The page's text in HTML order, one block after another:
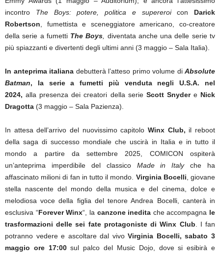
incontro
The Boys: potere, politica e supereroi con Darick
Robertson , fumettista e sceneggiatore americano, co-creatore
della serie a fumetti The Boys diventata anche una delle serie tv
più spiazzanti e divertenti degli ultimi anni (3 maggio – Sala Italia).
In anteprima italiana debutterà l’atteso primo volume di Absolute
Batman, la serie a fumetti più venduta negli U.S.A. nel
2024,alla presenza dei creatori della serie Scott Snydere Nick
Dragotta (3 maggio – Sala Pazienza).
In attesa dell’arrivo del nuovissimo capitolo Winx Club, il reboot
della saga di successo mondiale che uscirà in Italia e in tutto il
mondo a partire da
settembre 2025, COMICON ospiterà
un’anteprima imperdibile del classico Made in Italyche ha
affascinato milioni di fan in tutto il mondo. Virginia Bocelli , giovane
stella nascente del mondo della musica e del cinema,
dolce e
melodiosa voce della figlia del tenore Andrea Bocelli, canterà in
esclusiva “Forever Winx“, la canzone inedita che accompagna le
trasformazioni delle sei fate protagoniste di Winx Club . I fan
potranno vedere e ascoltare dal vivoVirginia Bocelli, sabato 3
maggio ore 17:00sul palco del Music Dojo, dove si esibirà e